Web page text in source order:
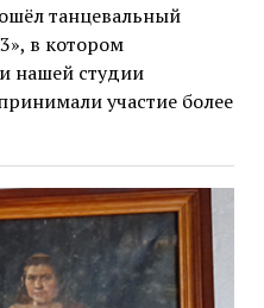
танцевальный
в котором
нашей студии
участие более